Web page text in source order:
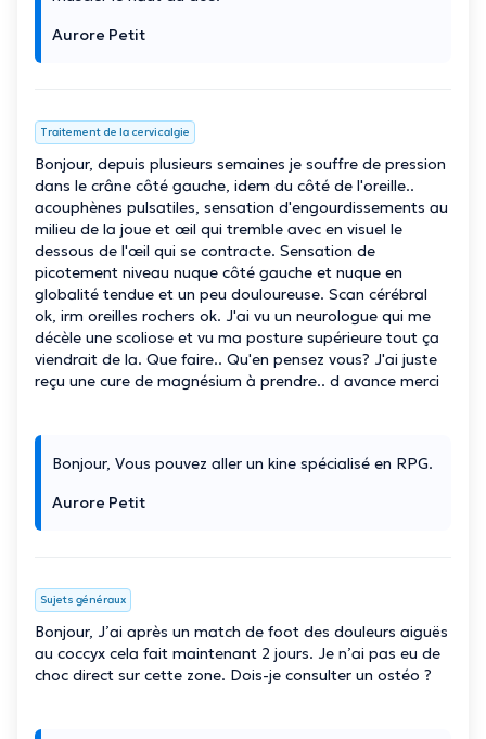
Aurore Petit
Traitement de la cervicalgie
Bonjour, depuis plusieurs semaines je souffre de pression
dans le crâne côté gauche, idem du côté de l'oreille..
acouphènes pulsatiles, sensation d'engourdissements au
milieu de la joue et œil qui tremble avec en visuel le
dessous de l'œil qui se contracte. Sensation de
picotement niveau nuque côté gauche et nuque en
globalité tendue et un peu douloureuse. Scan cérébral
ok, irm oreilles rochers ok. J'ai vu un neurologue qui me
décèle une scoliose et vu ma posture supérieure tout ça
viendrait de la. Que faire.. Qu'en pensez vous? J'ai juste
reçu une cure de magnésium à prendre.. d avance merci
Bonjour, Vous pouvez aller un kine spécialisé en RPG.
Aurore Petit
Sujets généraux
Bonjour, J’ai après un match de foot des douleurs aiguës
au coccyx cela fait maintenant 2 jours. Je n’ai pas eu de
choc direct sur cette zone. Dois-je consulter un ostéo ?